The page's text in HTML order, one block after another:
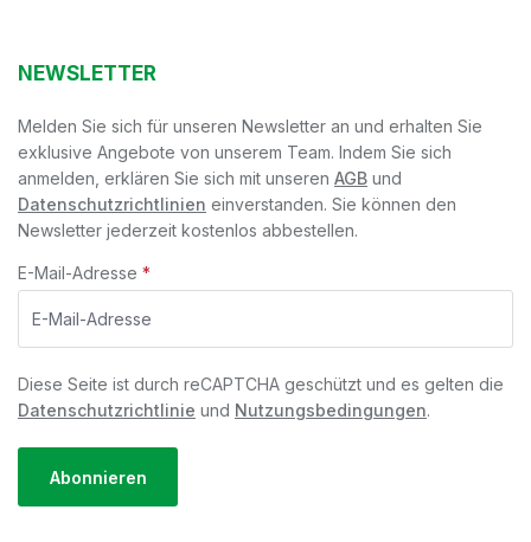
NEWSLETTER
Melden Sie sich für unseren Newsletter an und erhalten Sie
exklusive Angebote von unserem Team. Indem Sie sich
anmelden, erklären Sie sich mit unseren AGB und
Datenschutzrichtlinien einverstanden. Sie können den
Newsletter jederzeit kostenlos abbestellen.
E-Mail-Adresse *
Diese Seite ist durch reCAPTCHA geschützt und es gelten die
Datenschutzrichtlinie und Nutzungsbedingungen.
Abonnieren